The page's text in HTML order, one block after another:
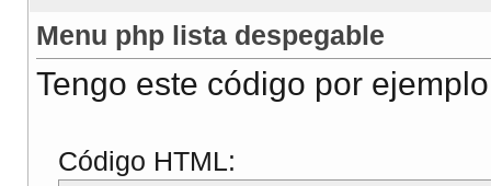
Menu php lista despegable
Tengo este código por
Código HTML: